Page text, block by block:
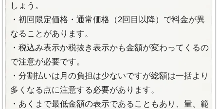
部分脱毛Lパーツ
料金コース詳細
お得な割引プランあり！
・リベンジ割（サロン乗り換えで最大30％OFF）
・学割（最大30％OFF）
・ペア割引（友人と一緒の来店で3名以上だと最大
30％OFF）
都度払い1回部位別脱毛
:Lパーツ:5,000円 Sパーツ:3,000
乗り換え割・ペア割
:10％オフ
《公式サイト》
しょう。
・初回限定価格・通常価格（2回目以降）で料金が異
なることがあります。
・税込み表示か税抜き表示かも金額が変わってくるの
で注意が必要です。
・分割払いは月の負担は少ないですが総額は一括より
多くなる点に注意する必要があります。
・あくまで最低金額の表示であることもあり、量、範